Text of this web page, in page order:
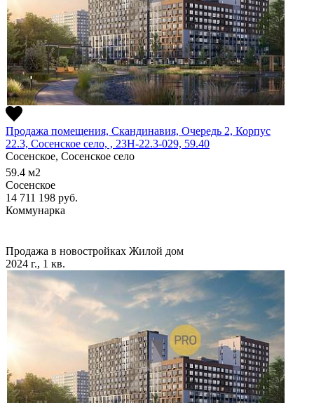
Продажа помещения, Скандинавия, Очередь 2, Корпус
22.3, Сосенское село, , 23Н-22.3-029, 59.40
Сосенское, Сосенское село
59.4 м2
Сосенское
14 711 198 руб.
Коммунарка
Продажа в новостройках Жилой дом
2024 г., 1 кв.